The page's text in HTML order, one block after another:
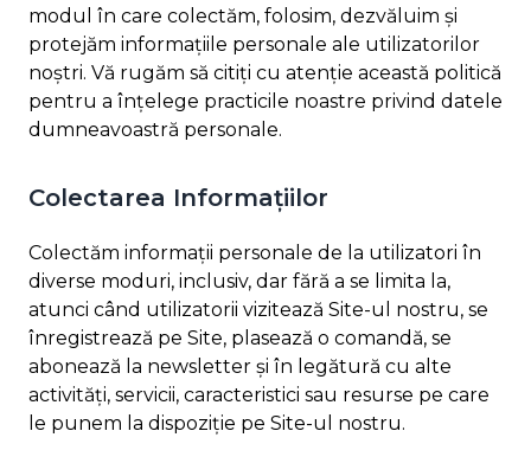
modul în care colectăm, folosim, dezvăluim și
protejăm informațiile personale ale utilizatorilor
noștri. Vă rugăm să citiți cu atenție această politică
pentru a înțelege practicile noastre privind datele
dumneavoastră personale.
Colectarea Informațiilor
Colectăm informații personale de la utilizatori în
diverse moduri, inclusiv, dar fără a se limita la,
atunci când utilizatorii vizitează Site-ul nostru, se
înregistrează pe Site, plasează o comandă, se
abonează la newsletter și în legătură cu alte
activități, servicii, caracteristici sau resurse pe care
le punem la dispoziție pe Site-ul nostru.